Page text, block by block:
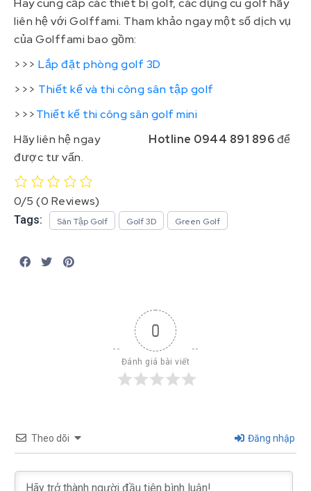
Hay cung cấp các thiết bị golf, các dụng cu golf hãy
liên hệ với Golffami. Tham khảo ngay một số dịch vụ
của Golffami bao gồm:
>>> Lắp đặt phòng golf 3D
>>> Thiết kế và thi công sân tập golf
>>>Thiết kế thi công sân golf mini
Hãy liên hệ ngay
Hotline 0944 891 896để
được tư vấn.
0/5 (0 Reviews)
Tags: Sân Tập Golf Golf 3D Green Golf
0
Đánh giá bài viết
Theo dõi Đăng nhập